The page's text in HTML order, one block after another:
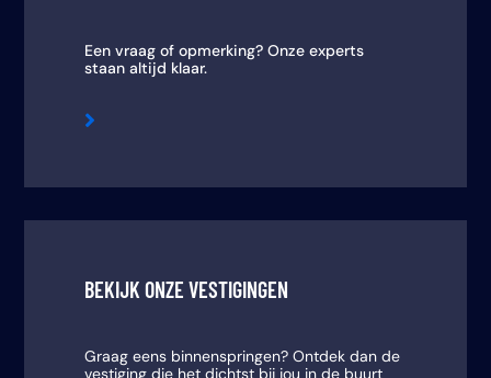
Een vraag of opmerking? Onze experts
staan altijd klaar.

BEKIJK ONZE VESTIGINGEN
Graag eens binnenspringen? Ontdek dan de